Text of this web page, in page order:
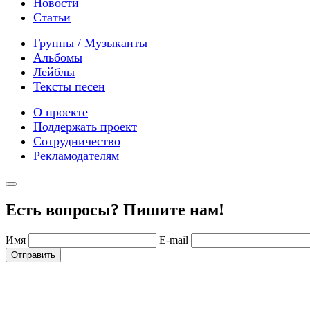
Статьи
Группы / Музыканты
Альбомы
Лейблы
Тексты песен
О проекте
Поддержать проект
Сотрудничество
Рекламодателям
Есть вопросы? Пишите нам!
Имя E-mail